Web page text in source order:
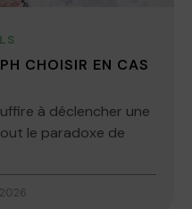
CHOISIR EN CAS
à déclencher une
le paradoxe de